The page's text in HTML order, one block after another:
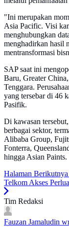
"Ini merupakan
Asia Pacific. Visi
menghubungkan
menghadirkan hasil
mentransformasi
SAP saat ini
Baru, Greater
Tenggara.
yang tersebar di 46
Pasifik.
Di kawasan
berbagai sektor,
Alibaba Group,
Fonterra,
hingga Asian Paints.
Halaman Berikutnya
Telkom Akses
Tim Redaksi
Fauzan Jamaludin